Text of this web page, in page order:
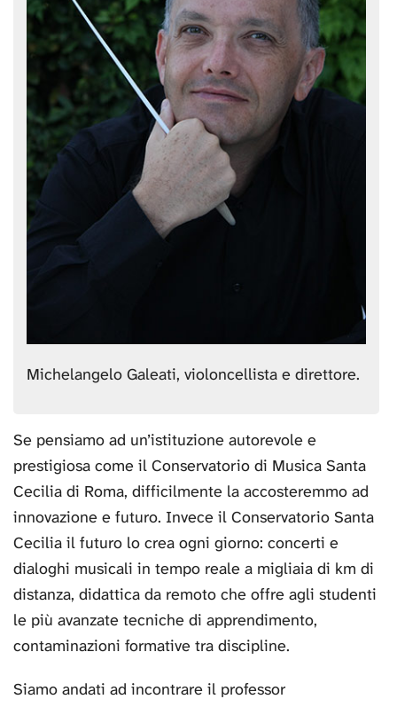
Michelangelo Galeati, violoncellista e direttore.
Se pensiamo ad un’istituzione autorevole e
prestigiosa come il Conservatorio di Musica Santa
Cecilia di Roma, difficilmente la accosteremmo ad
innovazione e futuro. Invece il Conservatorio Santa
Cecilia il futuro lo crea ogni giorno: concerti e
dialoghi musicali in tempo reale a migliaia di km di
distanza, didattica da remoto che offre agli studenti
le più avanzate tecniche di apprendimento,
contaminazioni formative tra discipline.
Siamo andati ad incontrare il professor